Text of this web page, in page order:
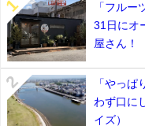
「フルー
31日にオ
屋さん！
「やっぱ
わず口に
イズ）